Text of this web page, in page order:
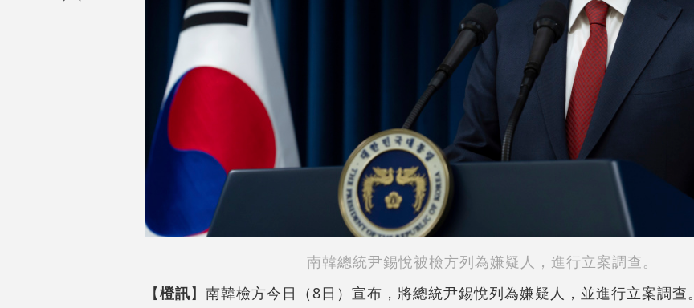
南韓總統尹錫悅被檢方列為嫌疑人，進行立案調查。
【橙訊】南韓檢方今日（8日）宣布，將總統尹錫悅列為嫌疑人，並進行立案調查。